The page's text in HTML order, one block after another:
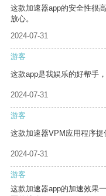
这款加速器app的安全性很
放心。
2024-07-31
游客
这款app是我娱乐的好帮手
2024-07-31
游客
这款加速器VPM应用程序提
2024-07-31
游客
这款加速器app的加速效果